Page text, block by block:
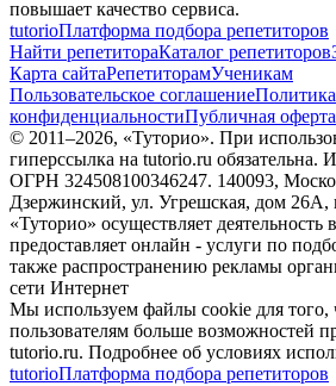
повышает качество сервиса.
tutorioПлатформа подбора репетиторов
Найти репетитораКаталог репетиторов
Карта сайтаРепетиторамУченикам
Пользовательское соглашениеПолитика
конфиденциальностиПубличная оферта
© 2011–2026, «Туторио». При
гиперссылка на tutorio.ru
ОГРН 324508100346247. 140093,
Дзержинский, ул. Угрешская, дом 26А,
«Туторио» осуществляет деятельность
предоставляет онлайн - услуги по
также распространению рекламы
сети Интернет
Мы используем файлы cookie для того,
пользователям больше возможностей
tutorio.ru. Подробнее об условиях
tutorioПлатформа подбора репетиторов